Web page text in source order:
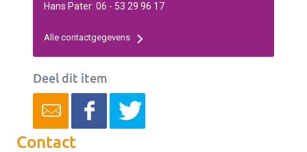
Hans Pater: 06 - 53 29 96 17
Alle contactgegevens
Deel dit item
Contact